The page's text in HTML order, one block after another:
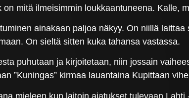
on mitä ilmeisimmin loukkaantuneena. Kalle,
ainakaan paljoa näkyy. On niillä
On sieltä sitten kuka tahansa vastassa.
puhutaan ja kirjoitetaan, niin jossain
”Kuningas” kirmaa lauantaina Kupittaan
mieleen kun laitoin ajatukset tulevaan